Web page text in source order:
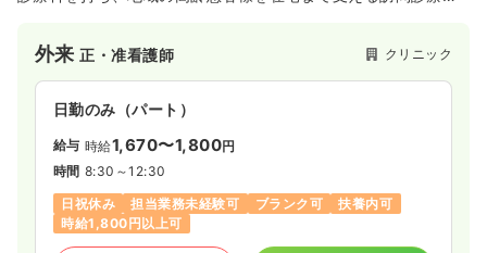
加わる方が馴染みやすい雰囲気を大切にしています。
夜勤・オンコールなしで、これまでの臨床経験をしっかり活か
せる職場です。
外来正・准看護師 クリニック
日勤のみ（パート）
給与 時給1,670〜1,800円
時間 8:30～12:30
日祝休み
担当業務未経験可 ブランク可
扶養内可
時給1,800円以上可